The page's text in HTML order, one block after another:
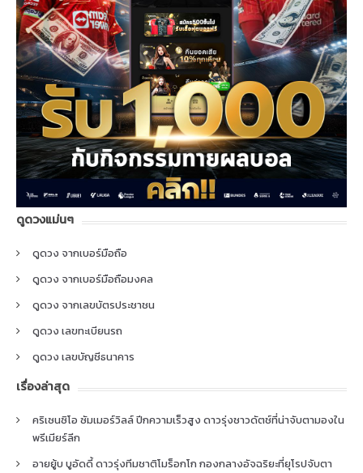
ดูดวงแม่นๆ
ดูดวง จากเบอร์มือถือ
ดูดวง จากเบอร์มือถือมงคล
ดูดวง จากเลขบัตรประชาชน
ดูดวง เลขทะเบียนรถ
ดูดวง เลขบัญชีธนาคาร
เรื่องล่าสุด
คริเซนซิโอ ซัมเมอร์วิลล์ ปีกความเร็วสูง ดาวรุ่งชาวดัตช์ที่น่าจับตามองใน
พรีเมียร์ลีก
อายยู้บ บูอัดดี้ ดาวรุ่งทีมชาติโมร็อกโก กองกลางอัจฉริยะที่ยุโรปจับตา